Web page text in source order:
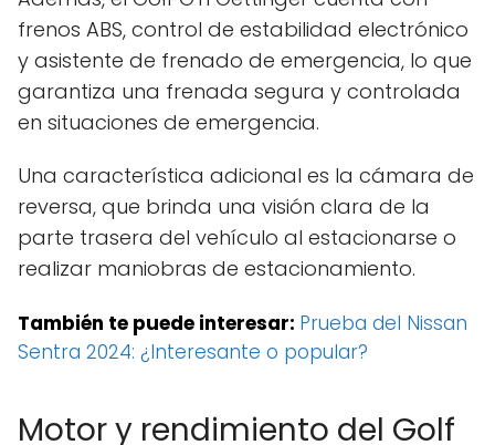
frenos ABS, control de estabilidad electrónico
y asistente de frenado de emergencia, lo que
garantiza una frenada segura y controlada
en situaciones de emergencia.
Una característica adicional es la cámara de
reversa, que brinda una visión clara de la
parte trasera del vehículo al estacionarse o
realizar maniobras de estacionamiento.
También te puede interesar: Prueba del Nissan
Sentra 2024: ¿Interesante o popular?
Motor y rendimiento del Golf